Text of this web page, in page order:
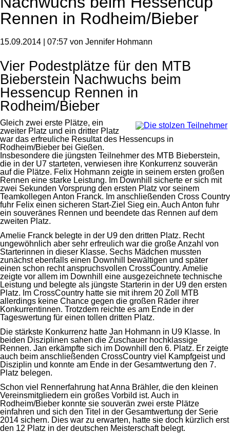
Rennen in Rodheim/Bieber
15.09.2014 | 07:57 von Jennifer Hohmann
Vier Podestplätze für den MTB
Bieberstein Nachwuchs beim
Hessencup Rennen in
Rodheim/Bieber
Gleich zwei erste Plätze, ein
zweiter Platz und ein dritter Platz
war das erfreuliche Resultat des Hessencups in
Rodheim/Bieber bei Gießen.
Insbesondere die jüngsten Teilnehmer des MTB Bieberstein,
die in der U7 starteten, verwiesen ihre Konkurrenz souverän
auf die Plätze. Felix Hohmann zeigte in seinem ersten großen
Rennen eine starke Leistung. Im Downhill sicherte er sich mit
zwei Sekunden Vorsprung den ersten Platz vor seinem
Teamkollegen Anton Franck. Im anschließenden Cross Country
fuhr Felix einen sicheren Start-Ziel Sieg ein. Auch Anton fuhr
ein souveränes Rennen und beendete das Rennen auf dem
zweiten Platz.
Amelie Franck belegte in der U9 den dritten Platz. Recht
ungewöhnlich aber sehr erfreulich war die große Anzahl von
Starterinnen in dieser Klasse. Sechs Mädchen mussten
zunächst ebenfalls einen Downhill bewältigen und später
einen schon recht anspruchsvollen CrossCountry. Amelie
zeigte vor allem im Downhill eine ausgezeichnete technische
Leistung und belegte als jüngste Starterin in der U9 den ersten
Platz. Im CrossCountry hatte sie mit ihrem 20 Zoll MTB
allerdings keine Chance gegen die großen Räder ihrer
Konkurrentinnen. Trotzdem reichte es am Ende in der
Tageswertung für einen tollen dritten Platz.
Die stärkste Konkurrenz hatte Jan Hohmann in U9 Klasse. In
beiden Disziplinen sahen die Zuschauer hochklassige
Rennen. Jan erkämpfte sich im Downhill den 6. Platz. Er zeigte
auch beim anschließenden CrossCountry viel Kampfgeist und
Disziplin und konnte am Ende in der Gesamtwertung den 7.
Platz belegen.
Schon viel Rennerfahrung hat Anna Brähler, die den kleinen
Vereinsmitgliedern ein großes Vorbild ist. Auch in
Rodheim/Bieber konnte sie souverän zwei erste Plätze
einfahren und sich den Titel in der Gesamtwertung der Serie
2014 sichern. Dies war zu erwarten, hatte sie doch kürzlich erst
den 12 Platz in der deutschen Meisterschaft belegt.